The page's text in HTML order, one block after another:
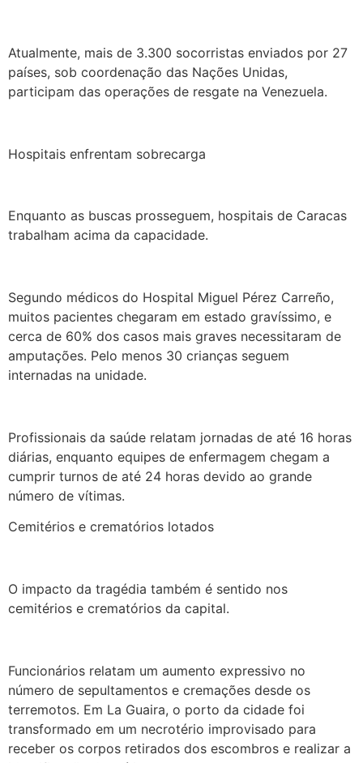
Atualmente, mais de 3.300 socorristas enviados por 27
países, sob coordenação das Nações Unidas,
participam das operações de resgate na Venezuela.
Hospitais enfrentam sobrecarga
Enquanto as buscas prosseguem, hospitais de Caracas
trabalham acima da capacidade.
Segundo médicos do Hospital Miguel Pérez Carreño,
muitos pacientes chegaram em estado gravíssimo, e
cerca de 60% dos casos mais graves necessitaram de
amputações. Pelo menos 30 crianças seguem
internadas na unidade.
Profissionais da saúde relatam jornadas de até 16 horas
diárias, enquanto equipes de enfermagem chegam a
cumprir turnos de até 24 horas devido ao grande
número de vítimas.
Cemitérios e crematórios lotados
O impacto da tragédia também é sentido nos
cemitérios e crematórios da capital.
Funcionários relatam um aumento expressivo no
número de sepultamentos e cremações desde os
terremotos. Em La Guaira, o porto da cidade foi
transformado em um necrotério improvisado para
receber os corpos retirados dos escombros e realizar a